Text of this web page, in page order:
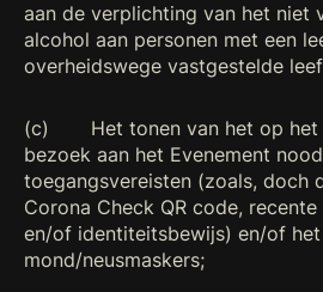
aan de verplichting van het niet
alcohol aan personen met een
overheidswege vastgestelde
(c) Het tonen van het op het
bezoek aan het Evenement
toegangsvereisten (zoals, doch
Corona Check QR code,
en/of identiteitsbewijs) en/of
mond/neusmaskers;